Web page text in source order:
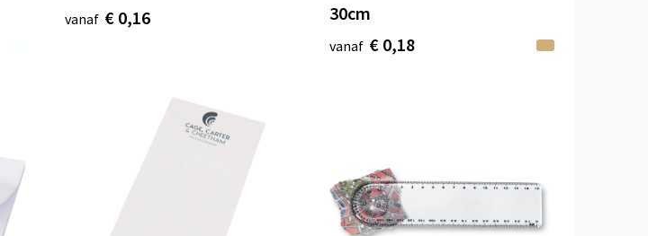
vanaf € 0,16
30cm
vanaf € 0,18